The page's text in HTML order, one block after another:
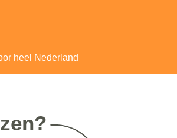
heel Nederland